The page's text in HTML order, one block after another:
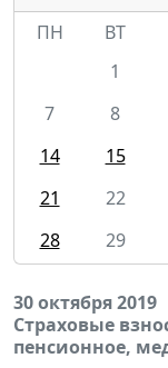
ПН
ВТ
1
7
8
14
15
21
22
28
29
30 октября 2019
Страховые
пенсионное,